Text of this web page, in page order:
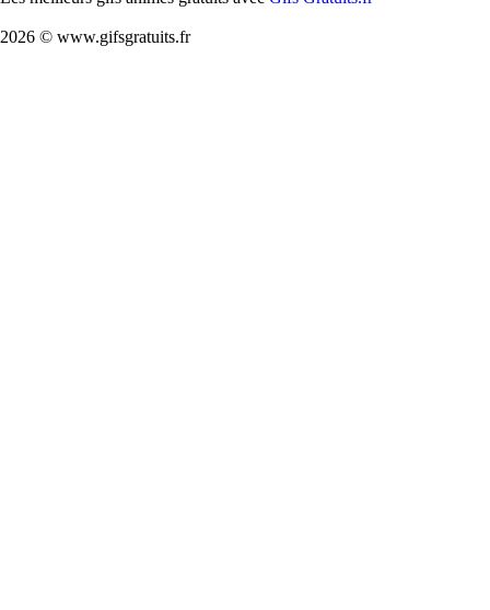
2026 © www.gifsgratuits.fr